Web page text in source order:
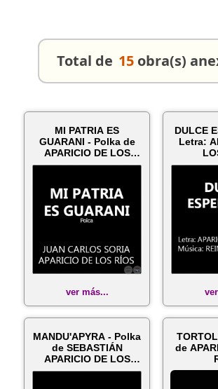
Total de 15 obra(s)
MI PATRIA ES
GUARANI - Polka de
APARICIO DE LOS
RÍOS
ver más...
DULCE
Letra:
MANDU'APYRA - Polka
de SEBASTIÁN
APARICIO DE LOS
RÍOS y PORFIRIO ...
de